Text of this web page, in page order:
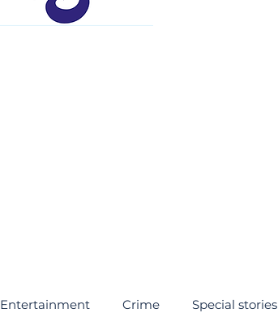
Entertainment Crime Special stories